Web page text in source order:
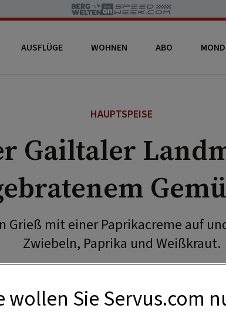
AUSFLÜGE WOHNEN ABO
HAUPTSPEISE
Gailtaler
Grieß mit einer Paprikacreme auf
Zwiebeln, Paprika und Weißkraut.
wollen Sie Servus.com